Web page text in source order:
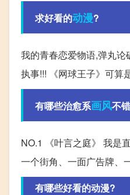
求好看的动漫?
我的青春恋爱物语,弹丸
执事!!! 《网球王子》可算
有哪些治愈系画风不
NO.1 《叶言之庭》 我是
一个街角、一面广告牌、
有哪些好看的动漫?